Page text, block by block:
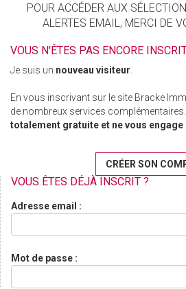
POUR ACCÉDER AUX
ALERTES EMAIL, MERCI DE
VOUS N'ÊTES PAS ENCORE
Je suis un nouveau visiteur.
En vous inscrivant sur le site Bracke
de nombreux services complémentaires.
totalement gratuite et ne vous engage
CRÉER SON
VOUS ÊTES DÉJÀ INSCRIT ?
Adresse email :
Mot de passe :